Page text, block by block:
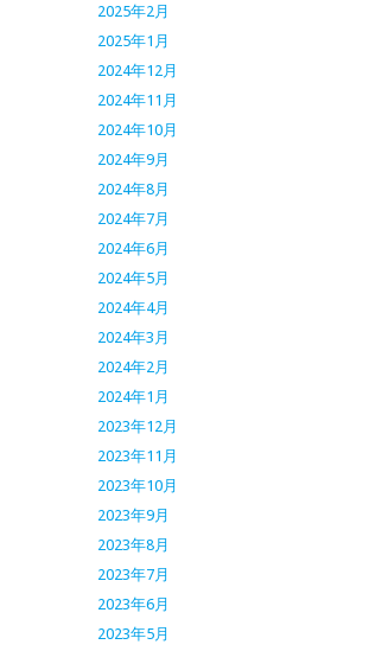
2025年2月
2025年1月
2024年12月
2024年11月
2024年10月
2024年9月
2024年8月
2024年7月
2024年6月
2024年5月
2024年4月
2024年3月
2024年2月
2024年1月
2023年12月
2023年11月
2023年10月
2023年9月
2023年8月
2023年7月
2023年6月
2023年5月